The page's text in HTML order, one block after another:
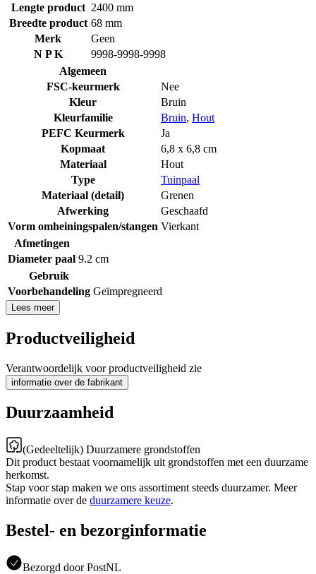
Lengte product 2400 mm
Breedte product 68 mm
Merk
Geen
N P K
9998-9998-9998
Algemeen
FSC-keurmerk
Nee
Kleur
Bruin
Kleurfamilie
Bruin, Hout
PEFC Keurmerk
Ja
Kopmaat
6,8 x 6,8 cm
Materiaal
Hout
Type
Tuinpaal
Materiaal (detail)
Grenen
Afwerking
Geschaafd
Vorm omheiningspalen/stangen Vierkant
Afmetingen
Diameter paal 9.2 cm
Gebruik
Voorbehandeling Geïmpregneerd
Lees meer
Productveiligheid
Verantwoordelijk voor productveiligheid zie
informatie over de fabrikant
Duurzaamheid
(Gedeeltelijk) Duurzamere grondstoffen
Dit product bestaat voornamelijk uit grondstoffen met een duurzame
herkomst.
Stap voor stap maken we ons assortiment steeds duurzamer. Meer
informatie over de duurzamere keuze.
Bestel- en bezorginformatie
Bezorgd door PostNL